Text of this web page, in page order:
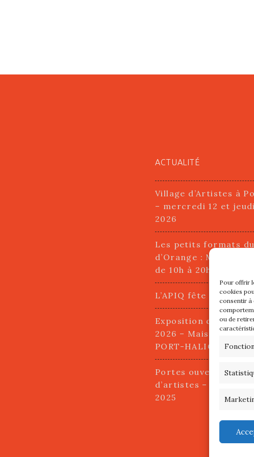
Pour offrir
cookies
consentir à
ou de
ACTUALITÉ
Village d’Artistes à
– mercredi 12 et
2026
Les petits formats
d’Orange : Mercredi
de 10h à 20h
L’APIQ fête ses 10
Exposition du 20
2026 – Maison du
PORT-HALIGUEN –
Portes ouvertes des
d’artistes – 13 et 14
2025